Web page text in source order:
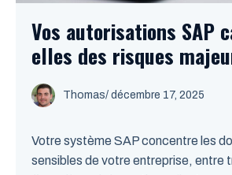
Vos autorisations SAP
elles des risques
Thomas/ décembre 17, 2025
Votre système SAP concentre les
sensibles de votre entreprise, entre